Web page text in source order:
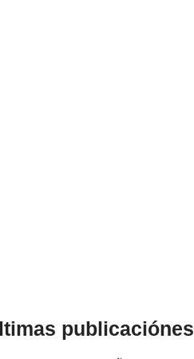
publicaciónes